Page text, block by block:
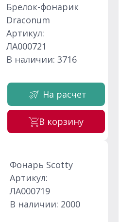
Брелок-фонарик
Draconum
Артикул:
ЛА000721
В наличии: 3716
На расчет
В корзину
Фонарь Scotty
Артикул:
ЛА000719
В наличии: 2000